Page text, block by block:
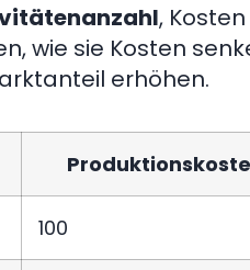
,
wie sie Kosten
erhöhen.
100